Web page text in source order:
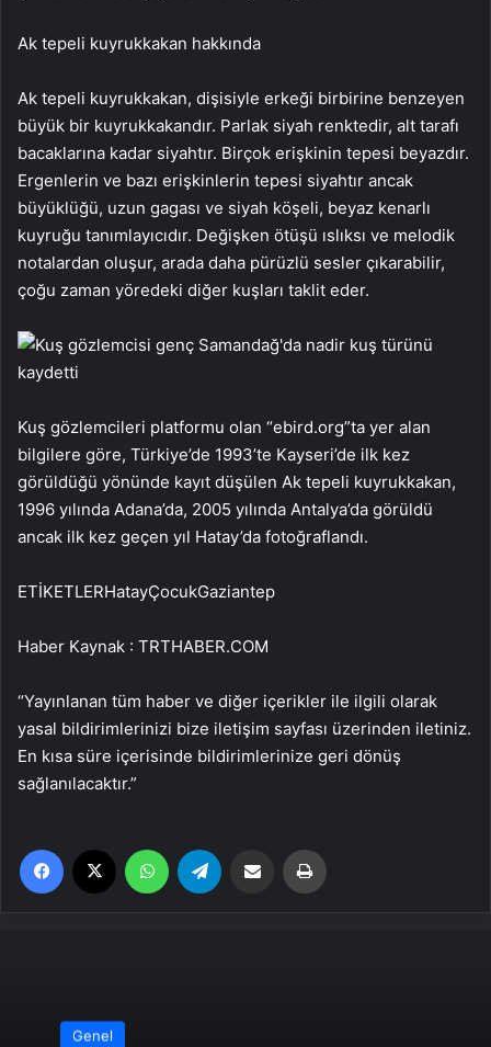
Ak tepeli kuyrukkakan hakkında
Ak tepeli kuyrukkakan, dişisiyle erkeği birbirine benzeyen
büyük bir kuyrukkakandır. Parlak siyah renktedir, alt tarafı
bacaklarına kadar siyahtır. Birçok erişkinin tepesi beyazdır.
Ergenlerin ve bazı erişkinlerin tepesi siyahtır ancak
büyüklüğü, uzun gagası ve siyah köşeli, beyaz kenarlı
kuyruğu tanımlayıcıdır. Değişken ötüşü ıslıksı ve melodik
notalardan oluşur, arada daha pürüzlü sesler çıkarabilir,
çoğu zaman yöredeki diğer kuşları taklit eder.
Kuş gözlemcileri platformu olan “ebird.org”ta yer alan
bilgilere göre, Türkiye’de 1993’te Kayseri’de ilk kez
görüldüğü yönünde kayıt düşülen Ak tepeli kuyrukkakan,
1996 yılında Adana’da, 2005 yılında Antalya’da görüldü
ancak ilk kez geçen yıl Hatay’da fotoğraflandı.
ETİKETLERHatayÇocukGaziantep
Haber Kaynak : TRTHABER.COM
“Yayınlanan tüm haber ve diğer içerikler ile ilgili olarak
yasal bildirimlerinizi bize iletişim sayfası üzerinden iletiniz.
En kısa süre içerisinde bildirimlerinize geri dönüş
sağlanılacaktır.”
Facebook WhatsApp Email'den paylaş
Genel